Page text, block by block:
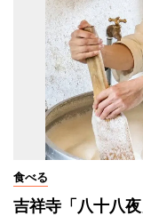
食べる
吉祥寺「八十八